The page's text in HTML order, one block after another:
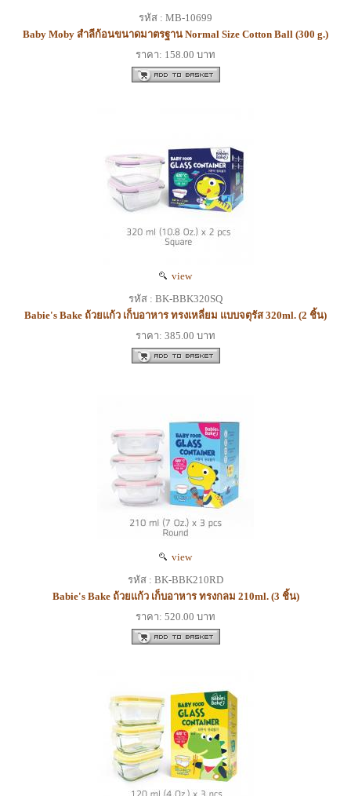
รหัส : MB-10699
Baby Moby สำลีก้อนขนาดมาตรฐาน Normal Size Cotton Ball (300 g.)
ราคา: 158.00 บาท
view
รหัส : BK-BBK320SQ
Babie's Bake ถ้วยแก้ว เก็บอาหาร ทรงเหลี่ยม แบบจตุรัส 320ml. (2 ชิ้น)
ราคา: 385.00 บาท
view
รหัส : BK-BBK210RD
Babie's Bake ถ้วยแก้ว เก็บอาหาร ทรงกลม 210ml. (3 ชิ้น)
ราคา: 520.00 บาท